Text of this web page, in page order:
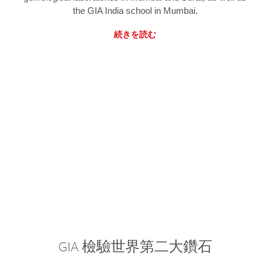
the GIA India school in Mumbai.
続きを読む
GIA 檢驗世界第二大鑽石